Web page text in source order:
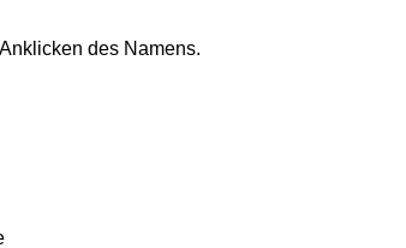
des Namens.